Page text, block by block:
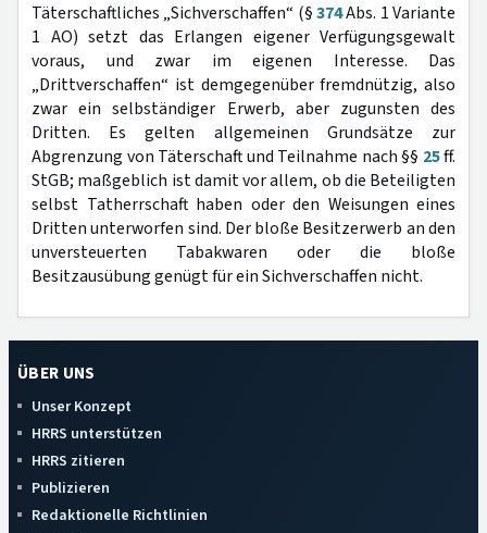
Täterschaftliches „Sichverschaffen“ (§374Abs. 1 Variante
1 AO) setzt das Erlangen eigener Verfügungsgewalt
voraus, und zwar im eigenen Interesse. Das
„Drittverschaffen“ ist demgegenüber fremdnützig, also
zwar ein selbständiger Erwerb, aber zugunsten des
Dritten. Es gelten allgemeinen Grundsätze zur
Abgrenzung von Täterschaft und Teilnahme nach §§ 25ff.
StGB; maßgeblich ist damit vor allem, ob die Beteiligten
selbst Tatherrschaft haben oder den Weisungen eines
Dritten unterworfen sind. Der bloße Besitzerwerb an den
unversteuerten Tabakwaren oder die bloße
Besitzausübung genügt für ein Sichverschaffen nicht.
ÜBER UNS
Unser Konzept
HRRS unterstützen
HRRS zitieren
Publizieren
Redaktionelle Richtlinien